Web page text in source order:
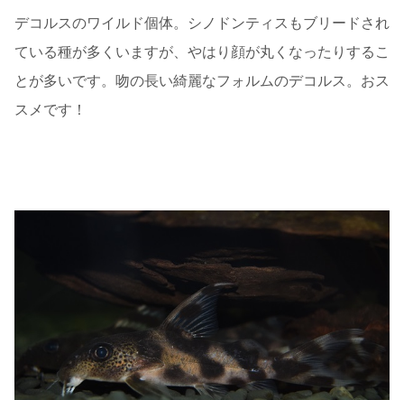
デコルスのワイルド個体。シノドンティスもブリードされ
ている種が多くいますが、やはり顔が丸くなったりするこ
とが多いです。吻の長い綺麗なフォルムのデコルス。おス
スメです！